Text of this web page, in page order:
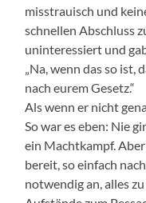
misstrauisch und
schnellen Abschluss
uninteressiert und
„Na, wenn das so
nach eurem Gesetz.“
Als wenn er nicht
So war es eben: Nie
ein Machtkampf.
bereit, so einfach
notwendig an, alles